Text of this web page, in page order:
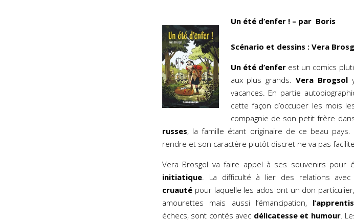
Un été d’enfer ! – par Boris
Scénario et dessins : Vera
Un été d’enferest un comics
aux plus grands.Vera Brogsol
vacances. En partie
cette façon d’occuper les mois
compagnie de son petit frère
russes, la famille étant originaire de ce beau pays.
rendre et son caractère plutôt discret ne va pas
Vera Brosgol va faire appel à ses souvenirs pour
initiatique. La difficulté à lier des relations
cruauté pour laquelle les ados ont un don
amourettes mais aussi l’émancipation,
échecs, sont contés avec délicatesse et humour.